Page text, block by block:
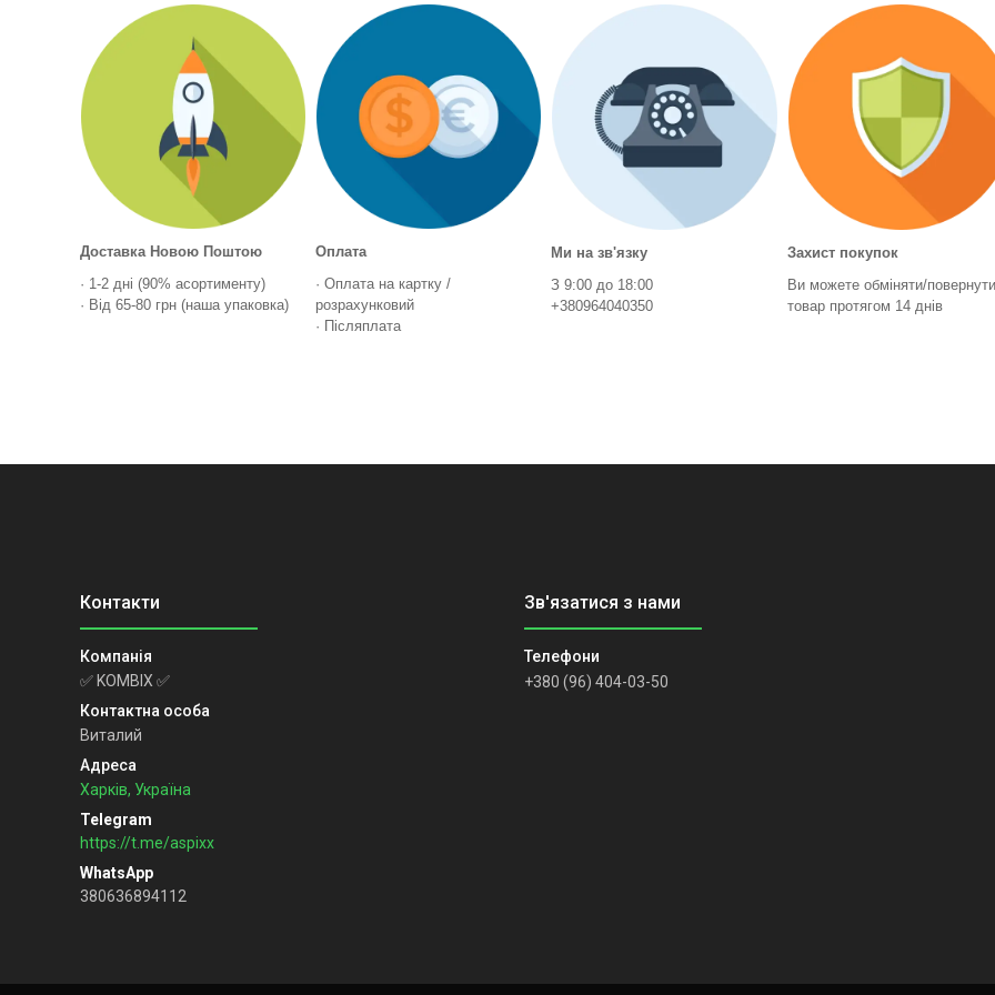
Доставка Новою Поштою
· 1-2 дні (90% асортименту)
· Від 65-80 грн (наша упаковка)
Оплата
· Оплата на картку /
розрахунковий
· Післяплата
Ми на зв'язку
З 9:00 до 18:00
+380964040350
Захист покупок
Ви можете обміняти/повернути
товар протягом 14 днів
✅ KOMBIX ✅
Виталий
Харків, Україна
https://t.me/aspixx
380636894112
+380 (96) 404-03-50